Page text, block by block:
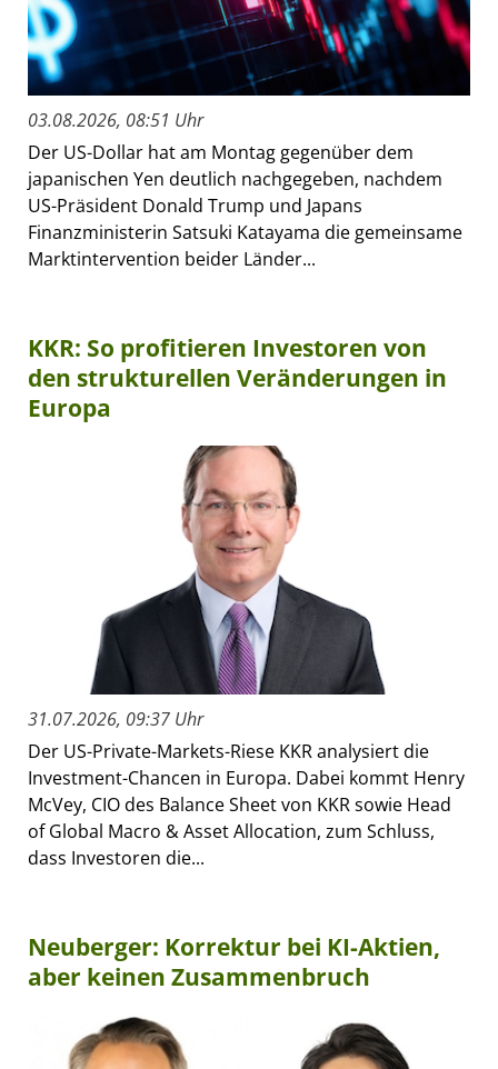
03.08.2026, 08:51 Uhr
Der US-Dollar hat am Montag gegenüber dem
japanischen Yen deutlich nachgegeben, nachdem
US-Präsident Donald Trump und Japans
Finanzministerin Satsuki Katayama die gemeinsame
Marktintervention beider Länder...
KKR: So profitieren Investoren von
den strukturellen Veränderungen in
Europa
31.07.2026, 09:37 Uhr
Der US-Private-Markets-Riese KKR analysiert die
Investment-Chancen in Europa. Dabei kommt Henry
McVey, CIO des Balance Sheet von KKR sowie Head
of Global Macro & Asset Allocation, zum Schluss,
dass Investoren die...
Neuberger: Korrektur bei KI-Aktien,
aber keinen Zusammenbruch